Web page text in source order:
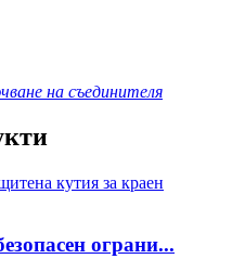
на съединителя
ограни...